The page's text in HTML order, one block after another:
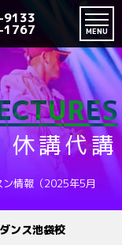
MENU
休講代講
情報（2025年5月
ンス池袋校